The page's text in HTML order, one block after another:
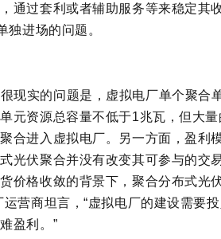
通过套利或者辅助服务等来稳定其
独进场的问题。
很现实的问题是，虚拟电厂单个聚合
元资源总容量不低于1兆瓦，但大
合进入虚拟电厂。另一方面，盈利
光伏聚合并没有改变其可参与的交
价格收敛的背景下，聚合分布式光
运营商坦言，“虚拟电厂的建设需要
盈利。”